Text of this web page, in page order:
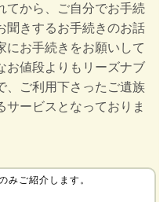
てから、ご自分でお手続
聞きするお手続きのお話
にお手続きをお願いして
お値段よりもリーズナブ
、ご利用下さったご遺族
サービスとなっておりま
みご紹介します。